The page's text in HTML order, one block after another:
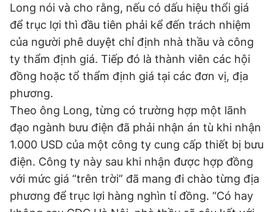
Long nói và cho rằng, nếu có dấu hiệu thổi giá
để trục lợi thì đầu tiên phải kể đến trách nhiệm
của người phê duyệt chỉ định nhà thầu và công
ty thẩm định giá. Tiếp đó là thành viên các hội
đồng hoặc tổ thẩm định giá tại các đơn vị, địa
phương.
Theo ông Long, từng có trường hợp một lãnh
đạo ngành bưu điện đã phải nhận án tù khi nhận
1.000 USD của một công ty cung cấp thiết bị bưu
điện. Công ty này sau khi nhận được hợp đồng
với mức giá “trên trời” đã mang đi chào từng địa
phương để trục lợi hàng nghìn tỉ đồng. “Có hay